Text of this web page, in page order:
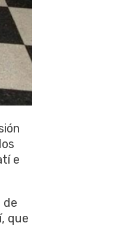
e
de
que